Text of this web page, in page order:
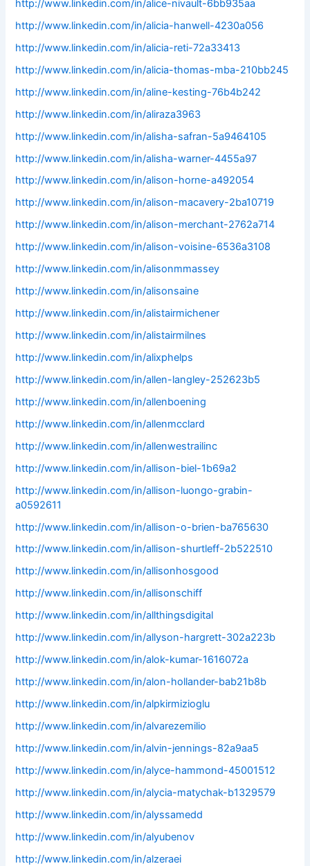
http://www.linkedin.com/in/alice-nivault-6bb935aa
http://www.linkedin.com/in/alicia-hanwell-4230a056
http://www.linkedin.com/in/alicia-reti-72a33413
http://www.linkedin.com/in/alicia-thomas-mba-210bb245
http://www.linkedin.com/in/aline-kesting-76b4b242
http://www.linkedin.com/in/aliraza3963
http://www.linkedin.com/in/alisha-safran-5a9464105
http://www.linkedin.com/in/alisha-warner-4455a97
http://www.linkedin.com/in/alison-horne-a492054
http://www.linkedin.com/in/alison-macavery-2ba10719
http://www.linkedin.com/in/alison-merchant-2762a714
http://www.linkedin.com/in/alison-voisine-6536a3108
http://www.linkedin.com/in/alisonmmassey
http://www.linkedin.com/in/alisonsaine
http://www.linkedin.com/in/alistairmichener
http://www.linkedin.com/in/alistairmilnes
http://www.linkedin.com/in/alixphelps
http://www.linkedin.com/in/allen-langley-252623b5
http://www.linkedin.com/in/allenboening
http://www.linkedin.com/in/allenmcclard
http://www.linkedin.com/in/allenwestrailinc
http://www.linkedin.com/in/allison-biel-1b69a2
http://www.linkedin.com/in/allison-luongo-grabin-
a0592611
http://www.linkedin.com/in/allison-o-brien-ba765630
http://www.linkedin.com/in/allison-shurtleff-2b522510
http://www.linkedin.com/in/allisonhosgood
http://www.linkedin.com/in/allisonschiff
http://www.linkedin.com/in/allthingsdigital
http://www.linkedin.com/in/allyson-hargrett-302a223b
http://www.linkedin.com/in/alok-kumar-1616072a
http://www.linkedin.com/in/alon-hollander-bab21b8b
http://www.linkedin.com/in/alpkirmizioglu
http://www.linkedin.com/in/alvarezemilio
http://www.linkedin.com/in/alvin-jennings-82a9aa5
http://www.linkedin.com/in/alyce-hammond-45001512
http://www.linkedin.com/in/alycia-matychak-b1329579
http://www.linkedin.com/in/alyssamedd
http://www.linkedin.com/in/alyubenov
http://www.linkedin.com/in/alzeraei